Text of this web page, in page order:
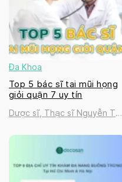
Đa Khoa
Top 5 bác sĩ tai mũi họng
giỏi quận 7 uy tín
Dược sĩ, Thạc sĩ Nguyễn Thị